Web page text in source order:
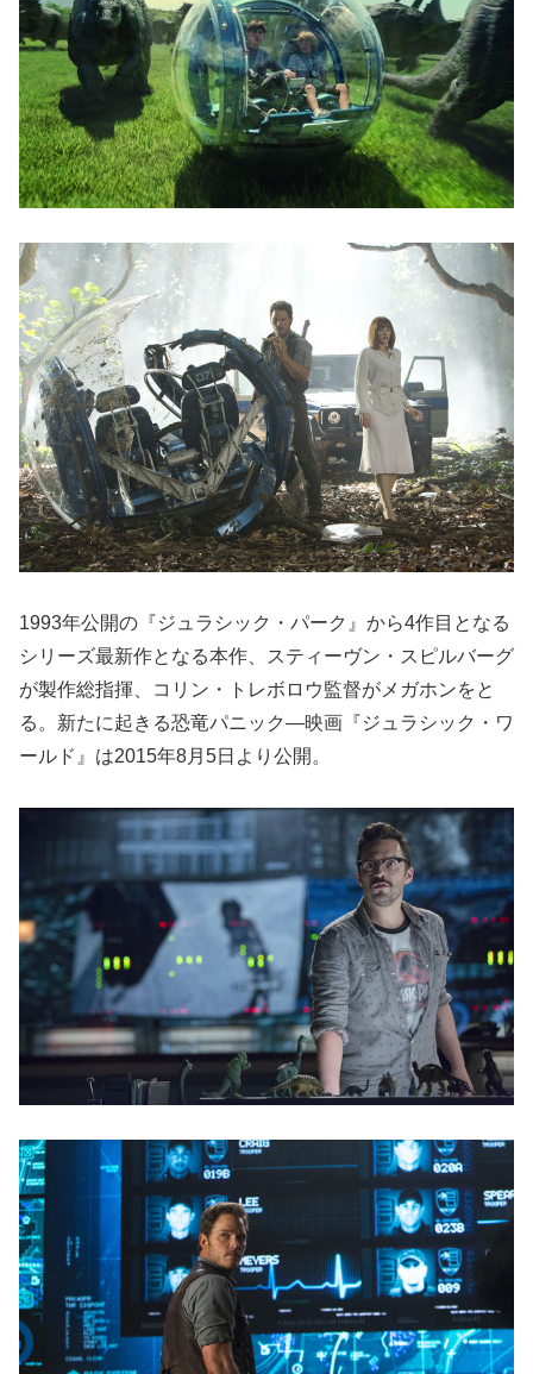
1993年公開の『ジュラシック・パーク』から4作目となる
シリーズ最新作となる本作、スティーヴン・スピルバーグ
が製作総指揮、コリン・トレボロウ監督がメガホンをと
る。新たに起きる恐竜パニック―映画『ジュラシック・ワ
ールド』は2015年8月5日より公開。